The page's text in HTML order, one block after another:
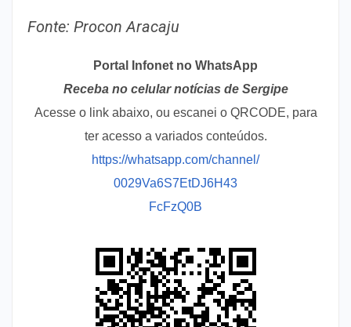
Fonte: Procon Aracaju
Portal Infonet no WhatsApp
Receba no celular notícias de Sergipe
Acesse o link abaixo, ou escanei o QRCODE, para
ter acesso a variados conteúdos.
https://whatsapp.com/channel/
0029Va6S7EtDJ6H43
FcFzQ0B